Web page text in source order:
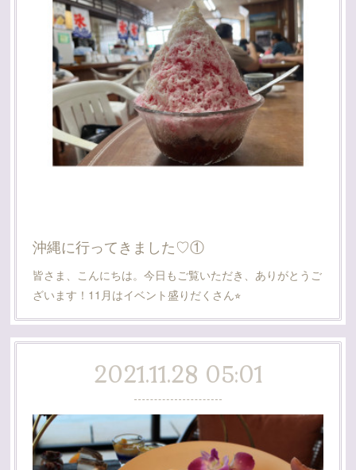
沖縄に行ってきました♡①
皆さま、こんにちは。今日もご覧いただき、ありがとうご
ざいます！11月はイベント盛りだくさん⭐︎
2021.11.28 05:01